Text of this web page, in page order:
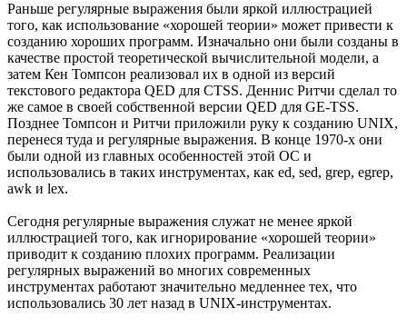
Раньше регулярные выражения были яркой иллюстрацией
того, как использование «хорошей теории» может привести к
созданию хороших программ. Изначально они были созданы в
качестве простой теоретической вычислительной модели, а
затем Кен Томпсон реализовал их в одной из версий
текстового редактора QED для CTSS. Деннис Ритчи сделал то
же самое в своей собственной версии QED для GE-TSS.
Позднее Томпсон и Ритчи приложили руку к созданию UNIX,
перенеся туда и регулярные выражения. В конце 1970-х они
были одной из главных особенностей этой ОС и
использовались в таких инструментах, как ed, sed, grep, egrep,
awk и lex.
Сегодня регулярные выражения служат не менее яркой
иллюстрацией того, как игнорирование «хорошей теории»
приводит к созданию плохих программ. Реализации
регулярных выражений во многих современных
инструментах работают значительно медленнее тех, что
использовались 30 лет назад в UNIX-инструментах.